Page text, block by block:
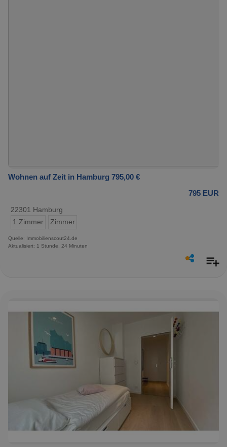
Wohnen auf Zeit in Hamburg 795,00 €
795 EUR
22301 Hamburg
1 Zimmer
Zimmer
Quelle: Immobilienscout24.de
Aktualisiert: 1 Stunde, 24 Minuten